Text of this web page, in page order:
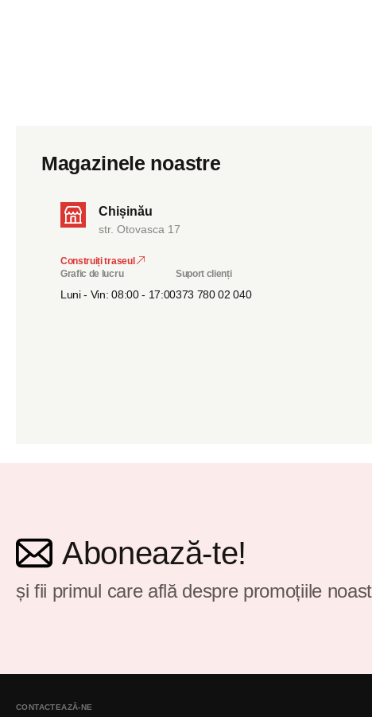
Magazinele noastre
Chișinău
str. Otovasca 17
Construiți traseul
Grafic de lucru
Luni - Vin: 08:00 - 17:00
Suport clienți
373 780 02 040
Abonează-te!
și fii primul care află despre promoțiile
CONTACTEAZĂ-NE